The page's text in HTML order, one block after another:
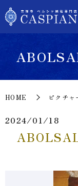
HOME ピクチャ
2024/01/18